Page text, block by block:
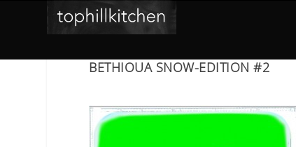
BETHIOUA SNOW-EDITION #2